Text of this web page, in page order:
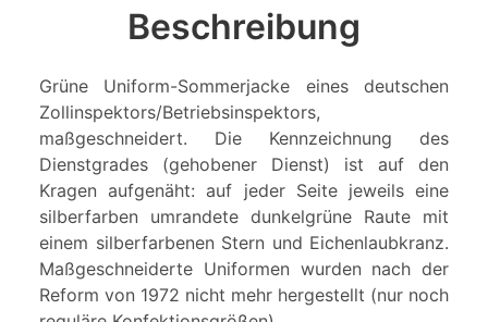
Beschreibung
Grüne Uniform-Sommerjacke eines deutschen
Zollinspektors/Betriebsinspektors,
maßgeschneidert. Die Kennzeichnung des
Dienstgrades (gehobener Dienst) ist auf den
Kragen aufgenäht: auf jeder Seite jeweils eine
silberfarben umrandete dunkelgrüne Raute mit
einem silberfarbenen Stern und Eichenlaubkranz.
Maßgeschneiderte Uniformen wurden nach der
Reform von 1972 nicht mehr hergestellt (nur noch